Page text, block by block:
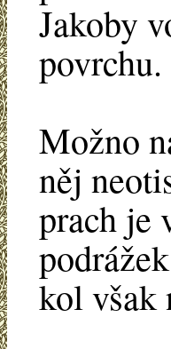
Jakoby
povrchu.
Možno
něj
prach je
kol však